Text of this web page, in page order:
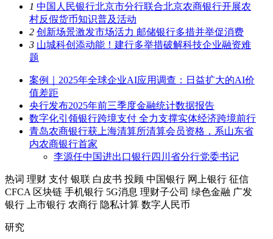
1 中国人民银行北京市分行联合北京农商银行开展农
村反假货币知识普及活动
2 创新场景激发市场活力 邮储银行多措并举促消费
3 山城科创添动能！建行多举措破解科技企业融资难
题
案例｜2025年全球企业AI应用调查：日益扩大的AI价
值差距
央行发布2025年前三季度金融统计数据报告
数字化引领银行跨境支付 全力支撑实体经济跨境前行
青岛农商银行获上海清算所清算会员资格，系山东省
内农商银行首家
李源任中国进出口银行四川省分行党委书记
热词 理财 支付 银联 白皮书 投顾 中国银行 网上银行 征信
CFCA 区块链 手机银行 5G消息 理财子公司 绿色金融 广发
银行
上市银行 农商行 隐私计算 数字人民币
研究